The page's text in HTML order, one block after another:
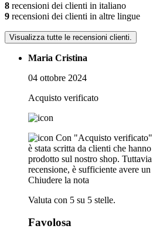
8 recensioni dei clienti in italiano
9 recensioni dei clienti in altre lingue
Visualizza tutte le recensioni clienti.
Maria Cristina
04 ottobre 2024
Acquisto verificato
Con "Acquisto verificato"
è stata scritta da clienti che
prodotto sul nostro shop.
recensione, è sufficiente avere
Chiudere la nota
Valuta con 5 su 5 stelle.
Favolosa